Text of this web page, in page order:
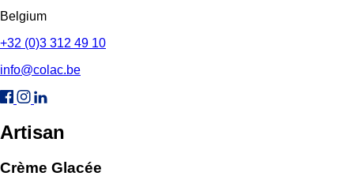
Belgium
+32 (0)3 312 49 10
info@colac.be
Artisan
Crème Glacée